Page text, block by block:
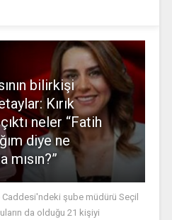
bilirkişi
Kırık
neler “Fatih
diye ne
mısın?”
şube müdürü Seçil
da olduğu 21 kişiyi